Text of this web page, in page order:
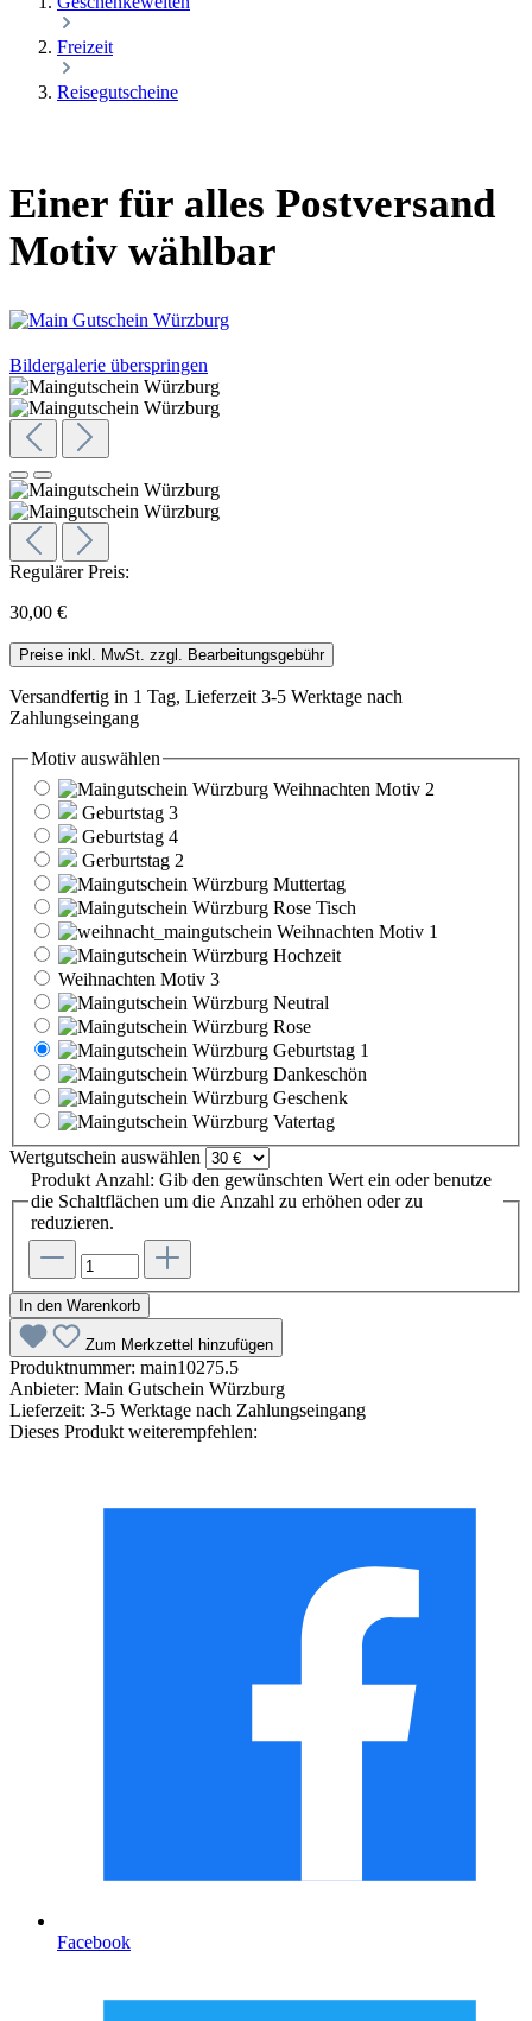
Freizeit
Reisegutscheine
Einer für alles Postversand
Motiv wählbar
Bildergalerie überspringen
Regulärer Preis:
30,00 €
Preise inkl. MwSt. zzgl. Bearbeitungsgebühr
Versandfertig in 1 Tag, Lieferzeit 3-5 Werktage nach
Zahlungseingang
Motiv auswählen
Weihnachten Motiv 2
Geburtstag 3
Geburtstag 4
Gerburtstag 2
Muttertag
Rose Tisch
Weihnachten Motiv 1
Hochzeit
Weihnachten Motiv 3
Neutral
Rose
Geburtstag 1
Dankeschön
Geschenk
Vatertag
Wertgutschein auswählen
Produkt Anzahl: Gib den gewünschten Wert ein oder benutze
die Schaltflächen um die Anzahl zu erhöhen oder zu
reduzieren.
In den Warenkorb
Zum Merkzettel hinzufügen
Produktnummer: main10275.5
Anbieter: Main Gutschein Würzburg
Lieferzeit: 3-5 Werktage nach Zahlungseingang
Dieses Produkt weiterempfehlen:
Facebook